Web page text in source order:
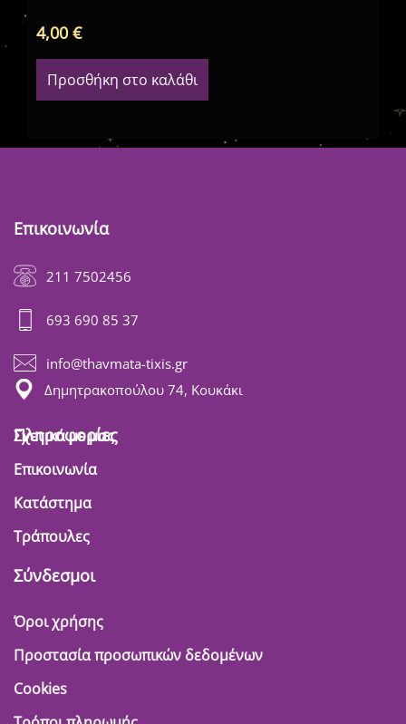
4,00€
Προσθήκη στο καλάθι
Επικοινωνία
211 7502456
693 690 85 37
info@thavmata-tixis.gr
Δημητρακοπούλου 74, Κουκάκι
Πληροφορίες
Σχετικά με μας
Επικοινωνία
Κατάστημα
Τράπουλες
Σύνδεσμοι
Όροι χρήσης
Προστασία προσωπικών δεδομένων
Cookies